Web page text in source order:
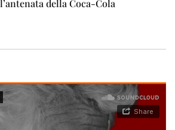
l’antenata della Coca-Cola